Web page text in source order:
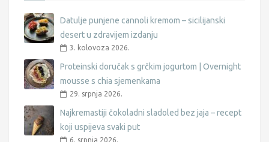
Datulje punjene cannoli kremom – sicilijanski
desert u zdravijem izdanju
3. kolovoza 2026.
Proteinski doručak s grčkim jogurtom | Overnight
mousse s chia sjemenkama
29. srpnja 2026.
Najkremastiji čokoladni sladoled bez jaja – recept
koji uspijeva svaki put
6. srpnja 2026.